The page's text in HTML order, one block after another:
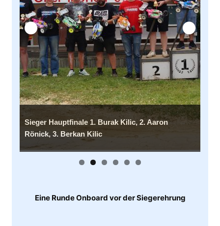
Sieger Hauptfinale 1. Burak Kilic, 2. Aaron
Rönick, 3. Berkan Kilic
Eine Runde Onboard vor der Siegerehrung